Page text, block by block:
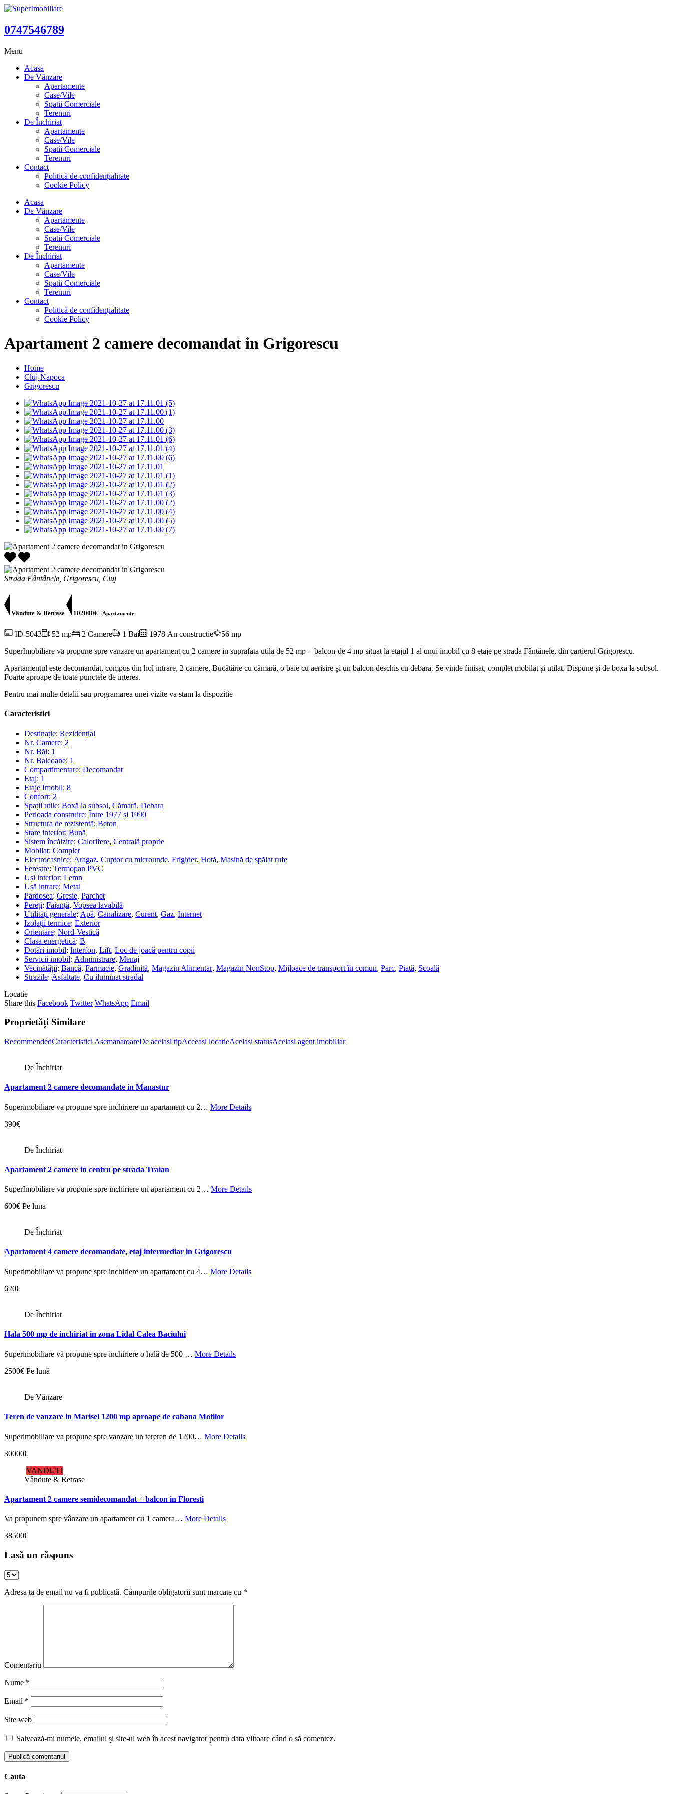
0747546789
Menu
Acasa
De Vânzare
Apartamente
Case/Vile
Spatii Comerciale
Terenuri
De Închiriat
Apartamente
Case/Vile
Spatii Comerciale
Terenuri
Contact
Politică de confidențialitate
Cookie Policy
Acasa
De Vânzare
Apartamente
Case/Vile
Spatii Comerciale
Terenuri
De Închiriat
Apartamente
Case/Vile
Spatii Comerciale
Terenuri
Contact
Politică de confidențialitate
Cookie Policy
Apartament 2 camere decomandat in Grigorescu
Home
Cluj-Napoca
Grigorescu
Strada Fântânele, Grigorescu, Cluj
Vândute & Retrase 102000€ - Apartamente
ID-5043 52 mp 2 Camere 1 Bai 1978 An constructie
56 mp
SuperImobiliare va propune spre vanzare un apartament cu 2 camere in suprafata utila de 52 mp + balcon de 4 mp situat la etajul 1 al unui imobil cu 8 etaje pe strada Fântânele, din cartierul Grigorescu.
Apartamentul este decomandat, compus din hol intrare, 2 camere, Bucătărie cu cămară, o baie cu aerisire și un balcon deschis cu debara. Se vinde finisat, complet mobilat și utilat. Dispune și de boxa la subsol.
Foarte aproape de toate punctele de interes.
Pentru mai multe detalii sau programarea unei vizite va stam la dispozitie
Caracteristici
Destinație: Rezidențial
Nr. Camere: 2
Nr. Băi: 1
Nr. Balcoane: 1
Compartimentare: Decomandat
Etaj: 1
Etaje Imobil: 8
Confort: 2
Spații utile: Boxă la subsol, Cămară, Debara
Perioada construire: Între 1977 și 1990
Structura de rezistentă: Beton
Stare interior: Bună
Sistem încălzire: Calorifere, Centrală proprie
Mobilat: Complet
Electrocasnice: Aragaz, Cuptor cu microunde, Frigider, Hotă, Masină de spălat rufe
Ferestre: Termopan PVC
Uși interior: Lemn
Ușă intrare: Metal
Pardosea: Gresie, Parchet
Pereți: Faianță, Vopsea lavabilă
Utilități generale: Apă, Canalizare, Curent, Gaz, Internet
Izolații termice: Exterior
Orientare: Nord-Vestică
Clasa energetică: B
Dotări imobil: Interfon, Lift, Loc de joacă pentru copii
Servicii imobil: Administrare, Menaj
Vecinătății: Bancă, Farmacie, Gradinită, Magazin Alimentar, Magazin NonStop, Mijloace de transport în comun, Parc, Piată, Scoală
Strazile: Asfaltate, Cu iluminat stradal
Locatie
Share this Facebook Twitter WhatsApp Email
Proprietăți Similare
RecommendedCaracteristici AsemanatoareDe acelasi tipAceeasi locatieAcelasi statusAcelasi agent imobiliar
De Închiriat
Apartament 2 camere decomandate in Manastur
Superimobiliare va propune spre inchiriere un apartament cu 2… More Details
390€
De Închiriat
Apartament 2 camere in centru pe strada Traian
SuperImobiliare va propune spre inchiriere un apartament cu 2… More Details
600€ Pe luna
De Închiriat
Apartament 4 camere decomandate, etaj intermediar in Grigorescu
Superimobiliare va propune spre inchiriere un apartament cu 4… More Details
620€
De Închiriat
Hala 500 mp de inchiriat in zona Lidal Calea Baciului
Superimobiliare vă propune spre inchiriere o hală de 500 … More Details
2500€ Pe lună
De Vânzare
Teren de vanzare in Marisel 1200 mp aproape de cabana Motilor
Superimobiliare va propune spre vanzare un tereren de 1200… More Details
30000€
VANDUT!
Vândute & Retrase
Apartament 2 camere semidecomandat + balcon in Floresti
Va propunem spre vânzare un apartament cu 1 camera… More Details
38500€
Lasă un răspuns
Adresa ta de email nu va fi publicată. Câmpurile obligatorii sunt marcate cu *
Comentariu
Nume *
Email *
Site web
Salvează-mi numele, emailul și site-ul web în acest navigator pentru data viitoare când o să comentez.
Cauta